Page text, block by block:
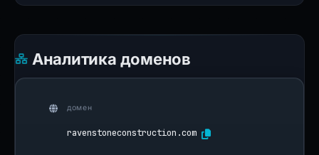
Аналитика доменов
домен
ravenstoneconstruction.com